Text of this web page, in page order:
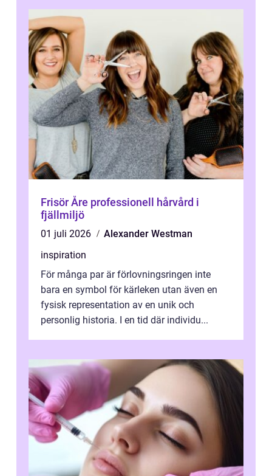
Frisör Åre professionell hårvård i
fjällmiljö
01 juli 2026
Alexander Westman
inspiration
För många par är förlovningsringen inte
bara en symbol för kärleken utan även en
fysisk representation av en unik och
personlig historia. I en tid där individu...